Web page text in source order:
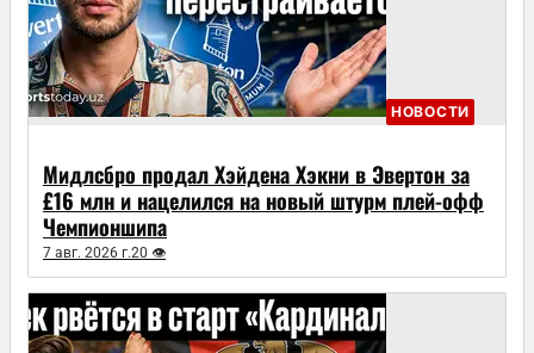
НОВОСТИ
Мидлсбро продал Хэйдена Хэкни в Эвертон за
£16 млн и нацелился на новый штурм плей-офф
Чемпионшипа
7 авг. 2026 г.20 👁